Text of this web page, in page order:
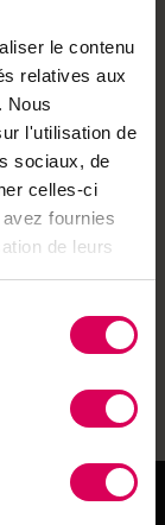
le contenu
relatives aux
Nous
l'utilisation de
sociaux, de
celles-ci
fournies
de leurs
équipée du
d’utilisation,
il
idéalement
central pour
Glenz en
convaincre les
il ne